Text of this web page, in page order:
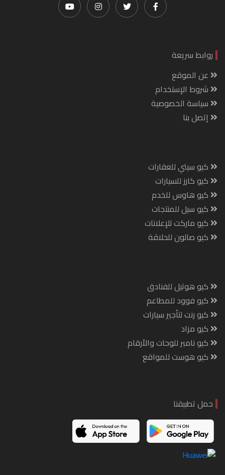
روابط سريعة
عن الموقع
شروط الإستخدام
سياسة الخصوصية
إتصل بنا
كيو سيتي للعقارات
كيو كارز للسيارات
كيو هاوس للخدم
كيو سيل للمنتجات
كيو ماركت للإعلانات
كيو صالون للحلاقة
كيو هوتيل للفنادق
كيو فوود للمطاعم
كيو رنت لتأجير سيارات
كيو مزاد
كيو نامبر للوحات والأرقام
كيو هوست للمواقع
حمل تطبيقنا